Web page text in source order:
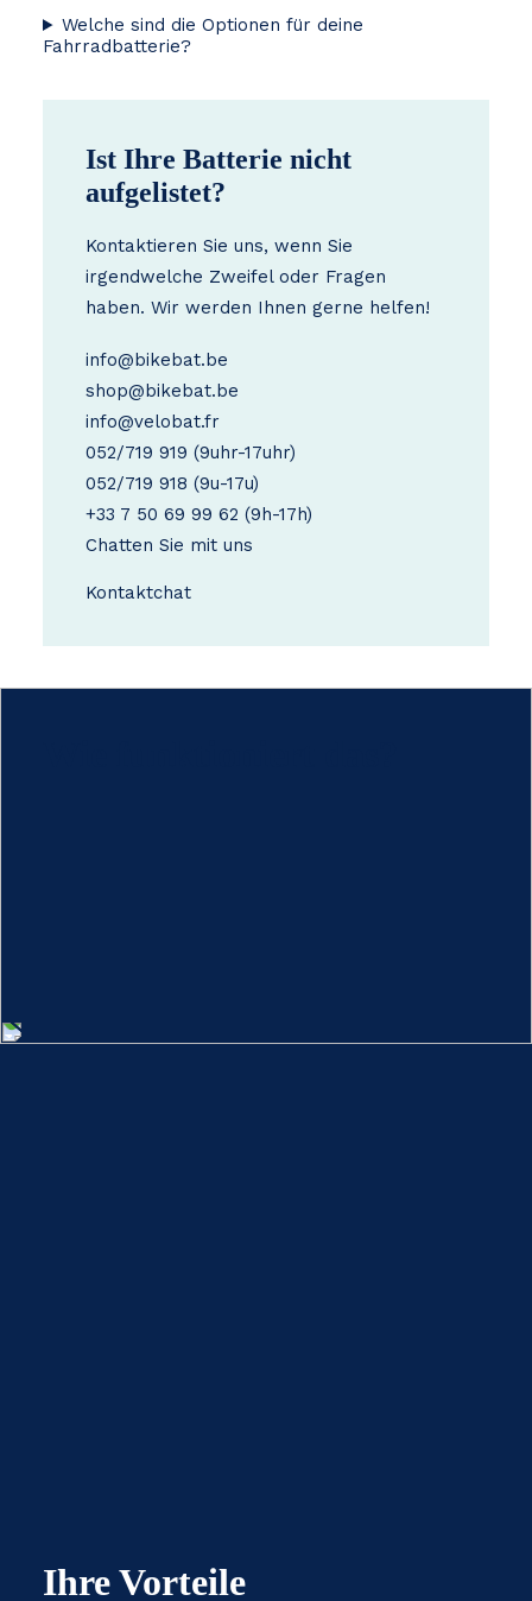
Welche sind die Optionen für deine
Fahrradbatterie?
Ist Ihre Batterie nicht
aufgelistet?
Kontaktieren Sie uns, wenn Sie
irgendwelche Zweifel oder Fragen
haben. Wir werden Ihnen gerne helfen!
info@bikebat.be
shop@bikebat.be
info@velobat.fr
052/719 919 (9uhr-17uhr)
052/719 918 (9u-17u)
+33 7 50 69 99 62 (9h-17h)
Chatten Sie mit uns
Kontaktchat
Ihre Vorteile